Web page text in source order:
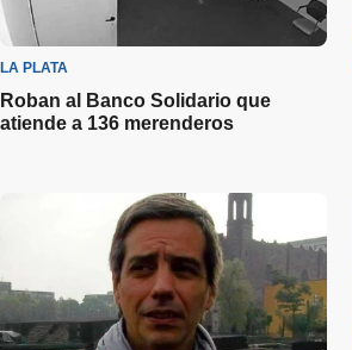
LA PLATA
Roban al Banco Solidario que
atiende a 136 merenderos